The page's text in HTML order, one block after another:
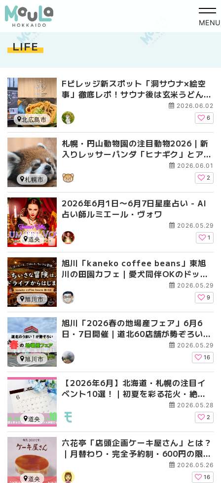
MENU
LIFE
Fビレッジ新スポット「洞サウナ×絵空
事」徹底レポ！サウナ後は玄米うどんで
2026.06.02
6
北広島市
札幌・円山動物園の注目動物2026｜新
入りレッサーパンダ「ヒナギク」とアジ
アゾウ「タオ」に会いに行こう！2026.06.01
2
札幌市
2026年6月1日〜6月7日星座占い - AI
占い師ルミエール・ヴォワ
2026.05.29
1
道央
旭川「kaneko coffee beans」東旭
川の田園カフェ｜愛犬同伴OKのドッグ
レストランとコーヒー&グルメ 2026.05.29
9
旭川市
旭川「2026春の地場産フェア」6月6
日・7日開催｜道北60店舗が勢ぞろい・
2026.05.29
16
旭川市
【2026年6月】北海道・札幌の注目イ
ベント10選！｜初夏を彩る花火・絶
景・絶品グルメ＆体験ガイド
2026.05.28
2
道央
六花亭「店頭企画ケーキ屋さん」とは？
｜月替わり・完全予約制・600円の限定
ケーキを実食レポ【予約方法も】2026.05.26
16
道央